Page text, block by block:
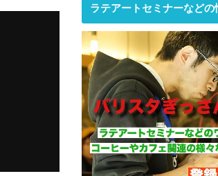
ラテアートセミナーなどの